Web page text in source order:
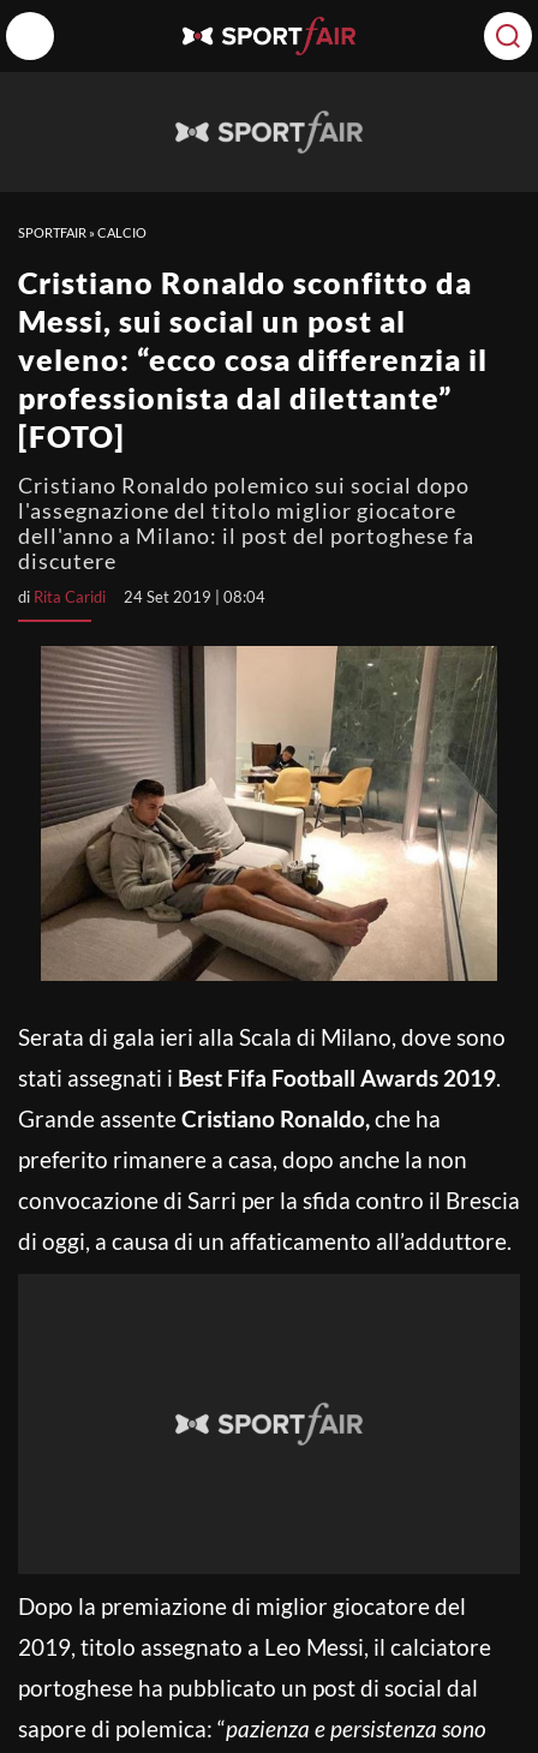
SPORTFAIR »CALCIO
Cristiano Ronaldo sconfitto da
Messi, sui social un post al
veleno: “ecco cosa differenzia il
professionista dal dilettante”
[FOTO]
Cristiano Ronaldo polemico sui social dopo
l'assegnazione del titolo miglior giocatore
dell'anno a Milano: il post del portoghese fa
discutere
di Rita Caridi 24 Set 2019 | 08:04
Serata di gala ieri alla Scala di Milano, dove sono
stati assegnati i Best Fifa Football Awards 2019.
Grande assenteCristiano Ronaldo,che ha
preferito rimanere a casa, dopo anche la non
convocazione di Sarri per la sfida contro il Brescia
di oggi, a causa di un affaticamento all’adduttore.
Dopo la premiazione di miglior giocatore del
2019, titolo assegnato a Leo Messi, il calciatore
portoghese ha pubblicato un post di social dal
sapore di polemica: “pazienza e persistenza sono